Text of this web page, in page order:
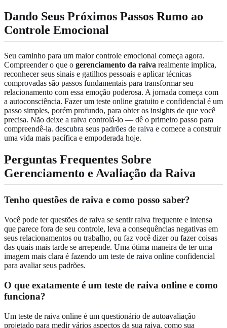
Dando Seus Próximos Passos Rumo ao
Controle Emocional
Seu caminho para um maior controle emocional começa agora.
Compreender o que o gerenciamento da raiva realmente implica,
reconhecer seus sinais e gatilhos pessoais e aplicar técnicas
comprovadas são passos fundamentais para transformar seu
relacionamento com essa emoção poderosa. A jornada começa com
a autoconsciência. Fazer um teste online gratuito e confidencial é um
passo simples, porém profundo, para obter os insights de que você
precisa. Não deixe a raiva controlá-lo — dê o primeiro passo para
compreendê-la. descubra seus padrões de raiva e comece a construir
uma vida mais pacífica e empoderada hoje.
Perguntas Frequentes Sobre
Gerenciamento e Avaliação da Raiva
Tenho questões de raiva e como posso saber?
Você pode ter questões de raiva se sentir raiva frequente e intensa
que parece fora de seu controle, leva a consequências negativas em
seus relacionamentos ou trabalho, ou faz você dizer ou fazer coisas
das quais mais tarde se arrepende. Uma ótima maneira de ter uma
imagem mais clara é fazendo um teste de raiva online confidencial
para avaliar seus padrões.
O que exatamente é um teste de raiva online e como
funciona?
Um teste de raiva online é um questionário de autoavaliação
projetado para medir vários aspectos da sua raiva, como sua